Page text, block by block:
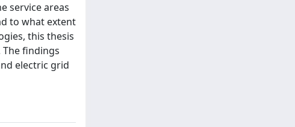
service areas
to what extent
this thesis
findings
electric grid